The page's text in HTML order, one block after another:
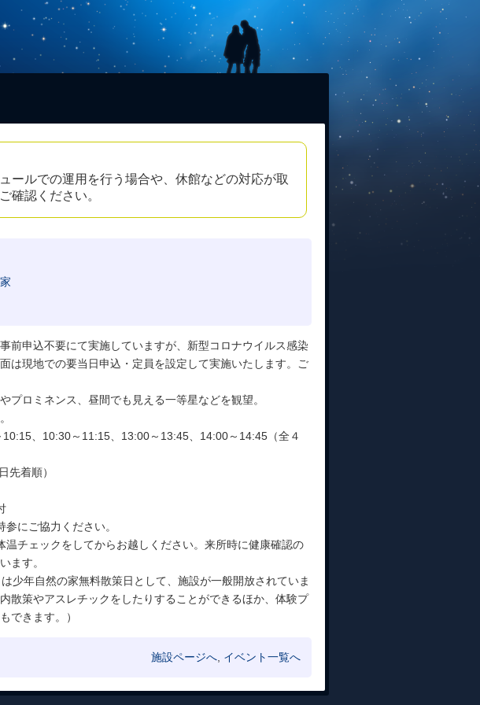
ールでの運用を行う場合や、休館などの対応が取
確認ください。
前申込不要にて実施していますが、新型コロナウイルス感染
は現地での要当日申込・定員を設定して実施いたします。ご
プロミネンス、昼間でも見える一等星などを観望。
、10:30～11:15、13:00～13:45、14:00～14:45（全４
先着順）
にご協力ください。
温チェックをしてからお越しください。来所時に健康確認の
ます。
少年自然の家無料散策日として、施設が一般開放されていま
散策やアスレチックをしたりすることができるほか、体験プ
できます。）
施設ページへ イベント一覧へ